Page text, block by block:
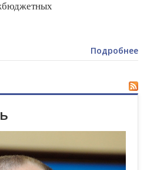
Подробнее